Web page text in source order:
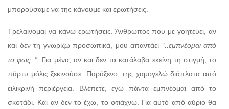
μπορούσαμε να της κάνουμε και ερωτήσεις.
Τρελαίνομαι να κάνω ερωτήσεις. Άνθρωπος που με γοητεύει, αν
και δεν τη γνωρίζω προσωπικά, μου απαντάει “..εμπνέομαι από
το φως..” . Για μένα, αν και δεν το κατάλαβα εκείνη τη στιγμή, το
πάρτυ μόλις ξεκινούσε. Παράξενο, της χαμογελώ διάπλατα από
ειλικρινή περιέργεια. Βλέπετε, εγώ πάντα εμπνέομαι από το
σκοτάδι. Και αν δεν το έχω, το φτιάχνω. Για αυτό από αύριο θα